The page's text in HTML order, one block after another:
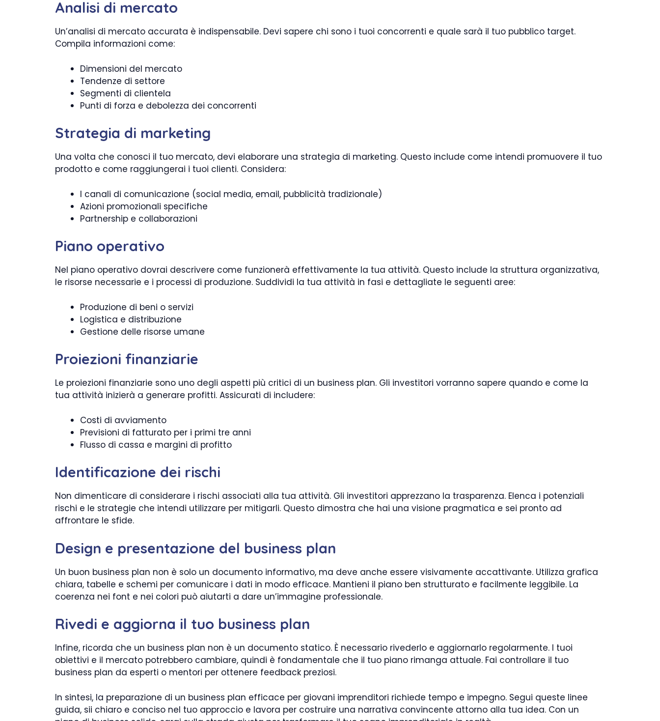
Analisi di mercato
Un’analisi di mercato accurata è indispensabile. Devi sapere chi sono i tuoi concorrenti e quale sarà il tuo pubblico target.
Compila informazioni come:
Dimensioni del mercato
Tendenze di settore
Segmenti di clientela
Punti di forza e debolezza dei concorrenti
Strategia di marketing
Una volta che conosci il tuo mercato, devi elaborare una strategia di marketing. Questo include come intendi promuovere il tuo
prodotto e come raggiungerai i tuoi clienti. Considera:
I canali di comunicazione (social media, email, pubblicità tradizionale)
Azioni promozionali specifiche
Partnership e collaborazioni
Piano operativo
Nel piano operativo dovrai descrivere come funzionerà effettivamente la tua attività. Questo include la struttura organizzativa,
le risorse necessarie e i processi di produzione. Suddividi la tua attività in fasi e dettagliate le seguenti aree:
Produzione di beni o servizi
Logistica e distribuzione
Gestione delle risorse umane
Proiezioni finanziarie
Le proiezioni finanziarie sono uno degli aspetti più critici di un business plan. Gli investitori vorranno sapere quando e come la
tua attività inizierà a generare profitti. Assicurati di includere:
Costi di avviamento
Previsioni di fatturato per i primi tre anni
Flusso di cassa e margini di profitto
Identificazione dei rischi
Non dimenticare di considerare i rischi associati alla tua attività. Gli investitori apprezzano la trasparenza. Elenca i potenziali
rischi e le strategie che intendi utilizzare per mitigarli. Questo dimostra che hai una visione pragmatica e sei pronto ad
affrontare le sfide.
Design e presentazione del business plan
Un buon business plan non è solo un documento informativo, ma deve anche essere visivamente accattivante. Utilizza grafica
chiara, tabelle e schemi per comunicare i dati in modo efficace. Mantieni il piano ben strutturato e facilmente leggibile. La
coerenza nei font e nei colori può aiutarti a dare un’immagine professionale.
Rivedi e aggiorna il tuo business plan
Infine, ricorda che un business plan non è un documento statico. È necessario rivederlo e aggiornarlo regolarmente. I tuoi
obiettivi e il mercato potrebbero cambiare, quindi è fondamentale che il tuo piano rimanga attuale. Fai controllare il tuo
business plan da esperti o mentori per ottenere feedback preziosi.
In sintesi, la preparazione di un business plan efficace per giovani imprenditori richiede tempo e impegno. Segui queste linee
guida, sii chiaro e conciso nel tuo approccio e lavora per costruire una narrativa convincente attorno alla tua idea. Con un